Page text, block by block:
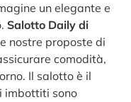
un elegante e
Salotto Daily di
nostre proposte di
comodità,
Il salotto è il
imbottiti sono